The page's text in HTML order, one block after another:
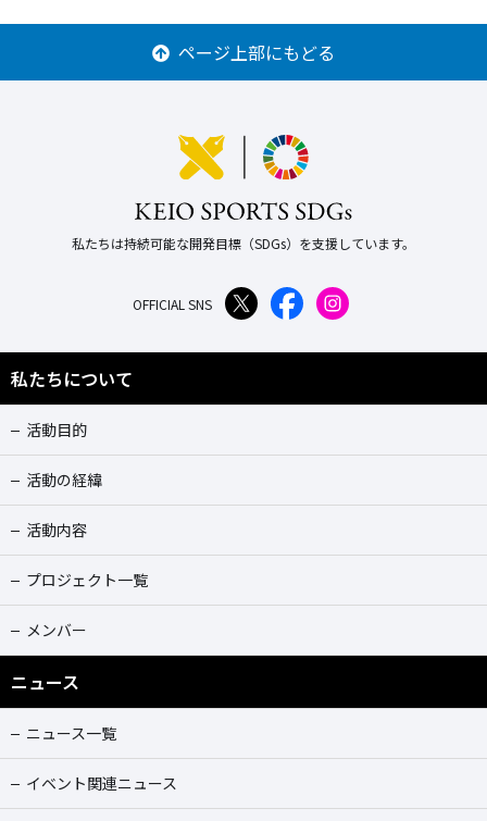
ページ上部にもどる
私たちは持続可能な開発目標（SDGs）を支援しています。
OFFICIAL SNS
私たちについて
活動目的
活動の経緯
活動内容
プロジェクト一覧
メンバー
ニュース
ニュース一覧
イベント関連ニュース